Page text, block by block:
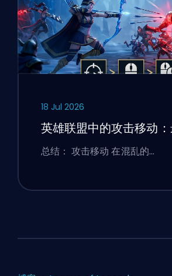
18 Jul 2026
英雄联盟中的攻击移动
总结： 攻击移动 在混乱的…